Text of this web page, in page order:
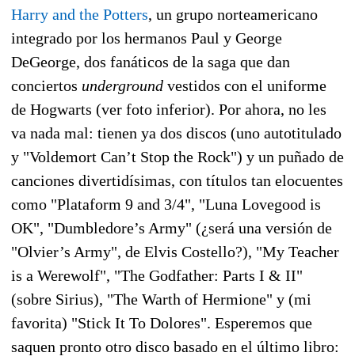
Harry and the Potters, un grupo norteamericano
integrado por los hermanos Paul y George
DeGeorge, dos fanáticos de la saga que dan
conciertos underground vestidos con el uniforme
de Hogwarts (ver foto inferior). Por ahora, no les
va nada mal: tienen ya dos discos (uno autotitulado
y "Voldemort Can’t Stop the Rock") y un puñado de
canciones divertidísimas, con títulos tan elocuentes
como "Plataform 9 and 3/4", "Luna Lovegood is
OK", "Dumbledore’s Army" (¿será una versión de
"Olvier’s Army", de Elvis Costello?), "My Teacher
is a Werewolf", "The Godfather: Parts I & II"
(sobre Sirius), "The Warth of Hermione" y (mi
favorita) "Stick It To Dolores". Esperemos que
saquen pronto otro disco basado en el último libro: